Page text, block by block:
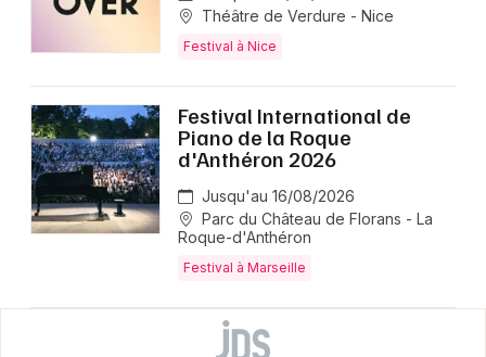
Théâtre de Verdure - Nice
Festival à Nice
Festival International de
Piano de la Roque
d'Anthéron 2026
Jusqu'au 16/08/2026
Parc du Château de Florans - La
Roque-d'Anthéron
Festival à Marseille